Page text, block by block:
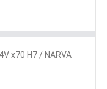
х70 Н7 / NARVA